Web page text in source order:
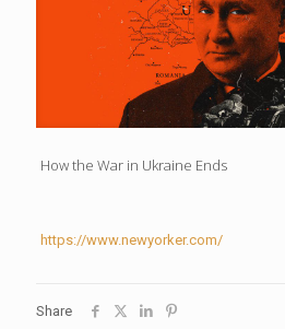
How the War in Ukraine Ends
https://www.newyorker.com/
Share